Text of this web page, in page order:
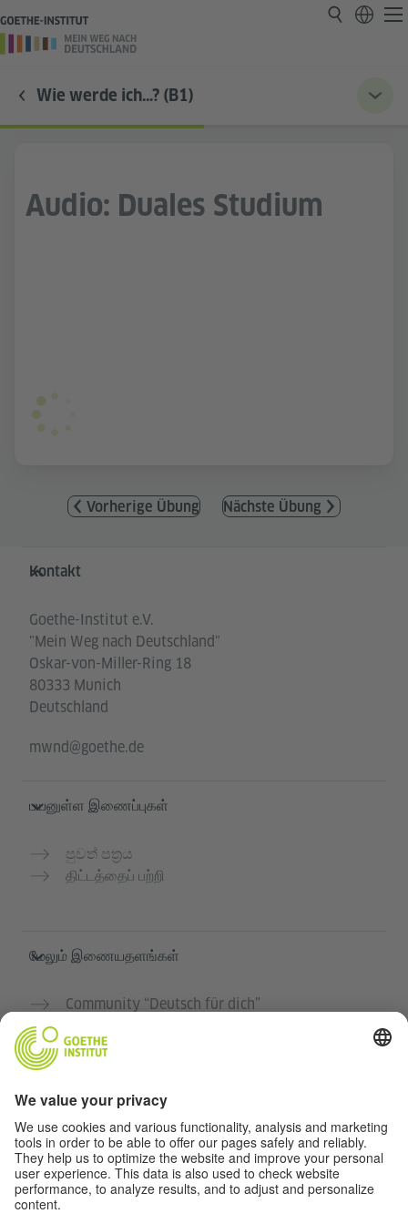
Wie werde ich…? (B1)
Audio: Duales Studium
Vorherige Übung Nächste Übung
Service- und Informationsbereich
Kontakt
Goethe-Institut e.V.
"Mein Weg nach Deutschland"
Oskar-von-Miller-Ring 18
80333 Munich
Deutschland
mwnd@goethe.de
பயனுள்ள இணைப்புகள்
පුවත් පත්‍රය
திட்டத்தைப் பற்றி
மேலும் இணையதளங்கள்
Community “Deutsch für dich”
கோய்த் இன்ஸ்டிடியூட்டின் ஜெர்மன் பாடநெறிகள்
தனியுரிமை மற்றும் அணுகல் வசதி
தனியுரிமை அமைப்புகள்